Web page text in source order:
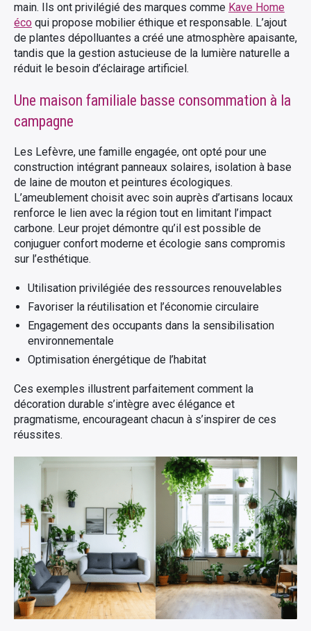
main. Ils ont privilégié des marques comme Kave Home
éco qui propose mobilier éthique et responsable. L’ajout
de plantes dépolluantes a créé une atmosphère apaisante,
tandis que la gestion astucieuse de la lumière naturelle a
réduit le besoin d’éclairage artificiel.
Une maison familiale basse consommation à la
campagne
Les Lefèvre, une famille engagée, ont opté pour une
construction intégrant panneaux solaires, isolation à base
de laine de mouton et peintures écologiques.
L’ameublement choisit avec soin auprès d’artisans locaux
renforce le lien avec la région tout en limitant l’impact
carbone. Leur projet démontre qu’il est possible de
conjuguer confort moderne et écologie sans compromis
sur l’esthétique.
Utilisation privilégiée des ressources renouvelables
Favoriser la réutilisation et l’économie circulaire
Engagement des occupants dans la sensibilisation
environnementale
Optimisation énergétique de l’habitat
Ces exemples illustrent parfaitement comment la
décoration durable s’intègre avec élégance et
pragmatisme, encourageant chacun à s’inspirer de ces
réussites.